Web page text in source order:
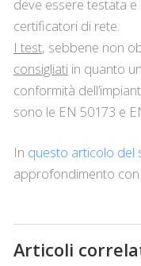
deve essere testata
certificatori di rete.
I test, sebbene non
consigliatiin quanto
conformità
sono le EN 50173 e
In questo articolo del
approfondimento con
Articoli